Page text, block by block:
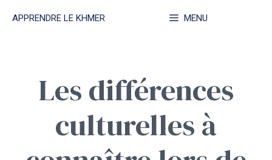
APPRENDRE LE KHMER MENU
Les différences
culturelles à